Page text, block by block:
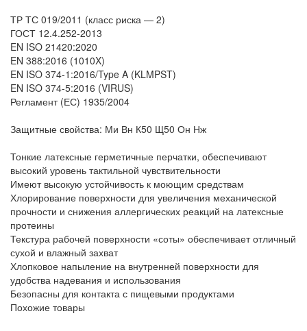
ТР ТС 019/2011 (класс риска — 2)
ГОСТ 12.4.252-2013
EN ISO 21420:2020
EN 388:2016 (1010X)
EN ISO 374-1:2016/Type A (KLMPST)
EN ISO 374-5:2016 (VIRUS)
Регламент (ЕС) 1935/2004
Защитные свойства: Ми Вн К50 Щ50 Он Нж
Тонкие латексные герметичные перчатки, обеспечивают
высокий уровень тактильной чувствительности
Имеют высокую устойчивость к моющим средствам
Хлорирование поверхности для увеличения механической
прочности и снижения аллергических реакций на латексные
протеины
Текстура рабочей поверхности «соты» обеспечивает отличный
сухой и влажный захват
Хлопковое напыление на внутренней поверхности для
удобства надевания и использования
Безопасны для контакта с пищевыми продуктами
Похожие товары